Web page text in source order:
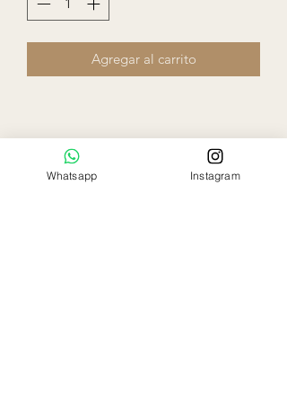
Agregar al carrito
Whatsapp Instagram